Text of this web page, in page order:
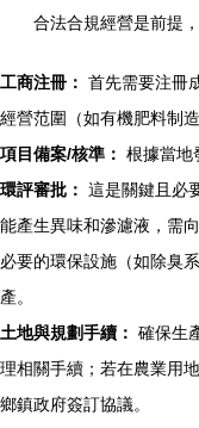
合法合規經營是前提
工商注冊： 首先需要注冊
經營范圍（如有機肥料制造
項目備案/核準： 根據當地
環評審批： 這是關鍵且必
能產生異味和滲濾液，需
必要的環保設施（如除臭
產。
土地與規劃手續： 確保生
理相關手續；若在農業用
鄉鎮政府簽訂協議。